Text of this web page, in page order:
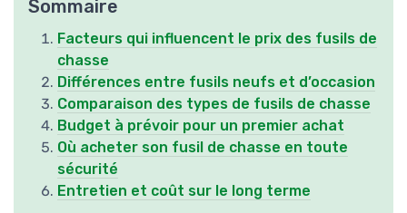
Sommaire
Facteurs qui influencent le prix des fusils de
chasse
Différences entre fusils neufs et d’occasion
Comparaison des types de fusils de chasse
Budget à prévoir pour un premier achat
Où acheter son fusil de chasse en toute
sécurité
Entretien et coût sur le long terme